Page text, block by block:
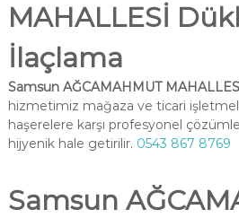
MAHALLESİ
İlaçlama
Samsun AĞCAMAHMUT
hizmetimiz mağaza ve ticari
haşerelere karşı profesyonel
hijyenik hale getirilir. 0543 867 8769
Samsun